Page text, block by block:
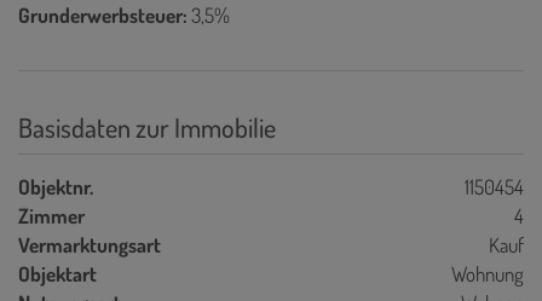
Grunderwerbsteuer:3,5%
Basisdaten zur Immobilie
Objektnr.
1150454
Zimmer
4
Vermarktungsart
Kauf
Objektart
Wohnung